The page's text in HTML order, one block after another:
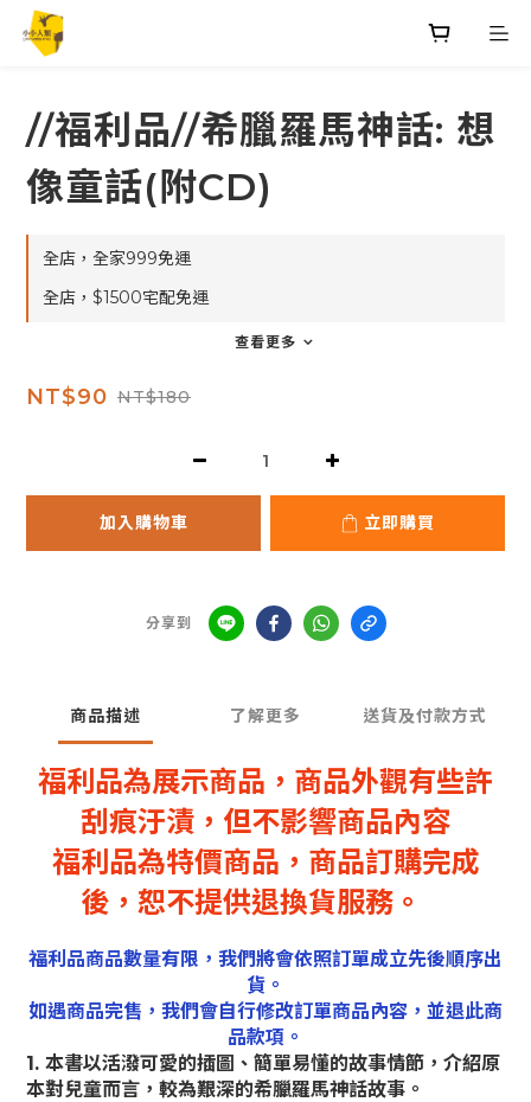
//福利品//希臘羅馬神話: 想
像童話(附CD)
全店，全家999免運
全店，$1500宅配免運
查看更多
NT$90 NT$180
加入購物車 立即購買
分享到
商品描述 了解更多 送貨及付款方式
福利品為展示商品，商品外觀有些許
刮痕汙漬， 但不影響商品內容
福利品為特價商品，商品訂購完成
後，恕不提供退換貨服務。
福利品商品數量有限，我們將會依照訂單成立先後順序出
貨。
如遇商品完售，我們會自行修改訂單商品內容，並退此商
品款項。
1. 本書以活潑可愛的插圖、簡單易懂的故事情節，介紹原
本對兒童而言，較為艱深的希臘羅馬神話故事。